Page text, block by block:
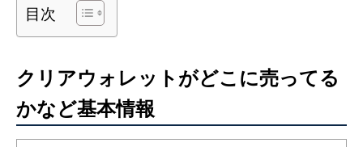
目次
クリアウォレットがどこに売ってる
かなど基本情報